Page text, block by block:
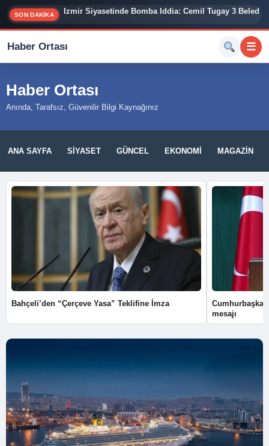
SON DAKİKA İzmir Siyasetinde Bomba İddia: Cemil Tugay 3
Haber Ortası ☰
Haber Ortası
Anında, Tarafsız, Güvenilir Bilgi Kaynağınız
ANA SAYFA SIYASET GÜNCEL EKONOMI MAGAZIN
Bahçeli’den “Çerçeve Yasa” Teklifine İmza
mesajı